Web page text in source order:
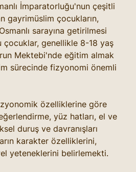
İmparatorluğu'nun çeşitli
gayrimüslim çocukların,
sarayına getirilmesi
çocuklar, genellikle 8-18 yaş
Mektebi'nde eğitim almak
sürecinde fizyonomi önemli
özelliklerine göre
yüz hatları, el ve
duruş ve davranışları
karakter özelliklerini,
yeteneklerini belirlemekti.